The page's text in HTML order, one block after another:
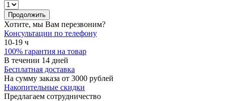
Продолжить
Хотите, мы Вам перезвоним?
Консультации по телефону
10-19 ч
100% гарантия на товар
В течении 14 дней
Бесплатная доставка
На сумму заказа от 3000 рублей
Накопительные скидки
Предлагаем сотрудничество